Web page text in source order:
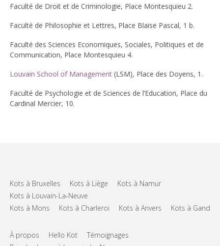
Faculté de Droit et de Criminologie, Place Montesquieu 2.
Faculté de Philosophie et Lettres, Place Blaise Pascal, 1 b.
Faculté des Sciences Economiques, Sociales, Politiques et de
Communication, Place Montesquieu 4.
Louvain School of Management (LSM), Place des Doyens, 1.
Faculté de Psychologie et de Sciences de l’Education, Place du
Cardinal Mercier, 10.
Kots à Bruxelles Kots à Liège
Kots à Namur
Kots à Louvain-La-Neuve
Kots à Mons
Kots à Charleroi Kots à Anvers Kots à Gand
À propos Hello Kot
Témoignages